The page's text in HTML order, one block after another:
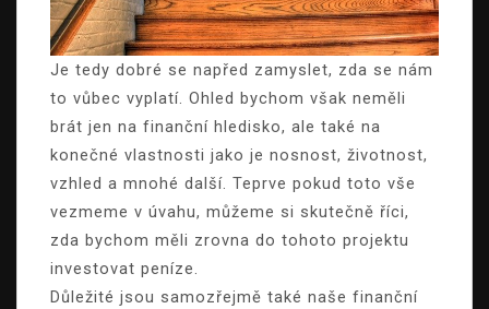
Je tedy dobré se napřed zamyslet, zda se nám
to vůbec vyplatí. Ohled bychom však neměli
brát jen na finanční hledisko, ale také na
konečné vlastnosti jako je nosnost, životnost,
vzhled a mnohé další. Teprve pokud toto vše
vezmeme v úvahu, můžeme si skutečně říci,
zda bychom měli zrovna do tohoto projektu
investovat peníze.
Důležité jsou samozřejmě také naše finanční